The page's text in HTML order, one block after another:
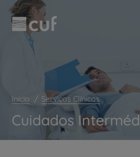
Observação:
este
inclui
acessibilidade.
Passar
para
conteúdo
Prevenção e bem-estar
Grandes Áreas da Saúde
Plano +CUF
Clientes e acompanhantes
CUF Academic Center
Para profissionais
Início Serviços Clínicos
Cuidados